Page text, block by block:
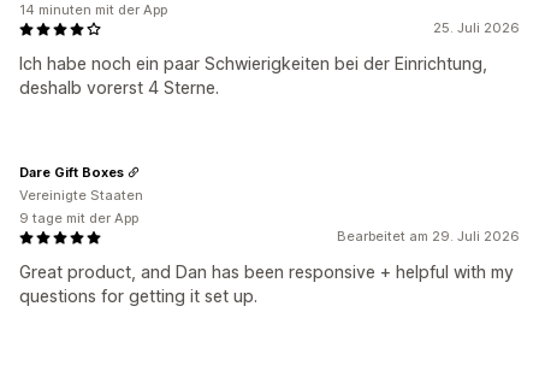
25. Juli 2026
Ich habe noch ein paar Schwierigkeiten bei der Einrichtung,
deshalb vorerst 4 Sterne.
14 minuten mit der App
Bearbeitet am 29. Juli 2026
Great product, and Dan has been responsive + helpful with my
questions for getting it set up.
Dare Gift Boxes
Vereinigte Staaten
9 tage mit der App